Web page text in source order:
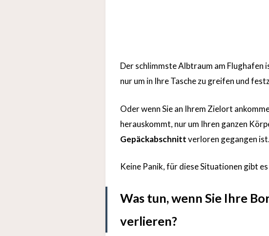
Der schlimmste Albtraum am Flughafen
nur um in Ihre Tasche zu greifen und
Oder wenn Sie an Ihrem Zielort
herauskommt, nur um Ihren ganzen
Gepäckabschnittverloren gegangen ist.
Keine Panik, für diese Situationen gibt
Was tun, wenn Sie Ihre
verlieren?